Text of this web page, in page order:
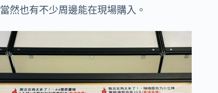
當然也有不少周邊能在現場購入。